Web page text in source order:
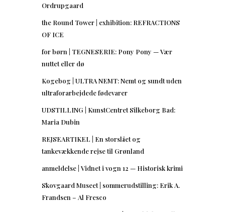
Ordrupgaard
the Round Tower | exhibition: REFRACTIONS
OF ICE
for børn | TEGNESERIE: Pony Pony — Vær
nuttet eller dø
Kogebog | ULTRA NEMT: Nemt og sundt uden
ultraforarbejdede fødevarer
UDSTILLING | KunstCentret Silkeborg Bad:
Maria Dubin
REJSEARTIKEL | En storslået og
tankevækkende rejse til Grønland
anmeldelse | Vidnet i vogn 12 — Historisk krimi
Skovgaard Museet | sommerudstilling: Erik A.
Frandsen – Al Fresco